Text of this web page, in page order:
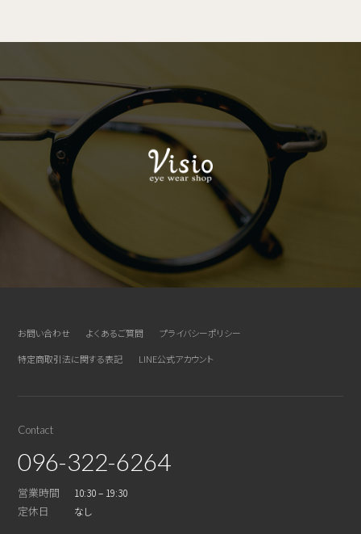
お問い合わせ よくあるご質問
プライバシーポリシー
特定商取引法に関する表記
LINE公式アカウント
Contact
096-322-6264
営業時間 10:30 – 19:30
定休日 なし